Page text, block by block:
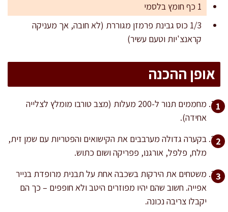
1 כף חומץ בלסמי
1/3 כוס גבינת פרמזן מגוררת (לא חובה, אך מעניקה
קראנצ'יות וטעם עשיר)
אופן ההכנה
מחממים תנור ל-200 מעלות (מצב טורבו מומלץ לצלייה
אחידה).
בקערה גדולה מערבבים את הקישואים והפטריות עם שמן זית,
מלח, פלפל, אורגנו, פפריקה ושום כתוש.
משטחים את הירקות בשכבה אחת על תבנית מרופדת בנייר
אפייה. חשוב שהם יהיו מפוזרים היטב ולא חופפים – כך הם
יקבלו צריבה נכונה.